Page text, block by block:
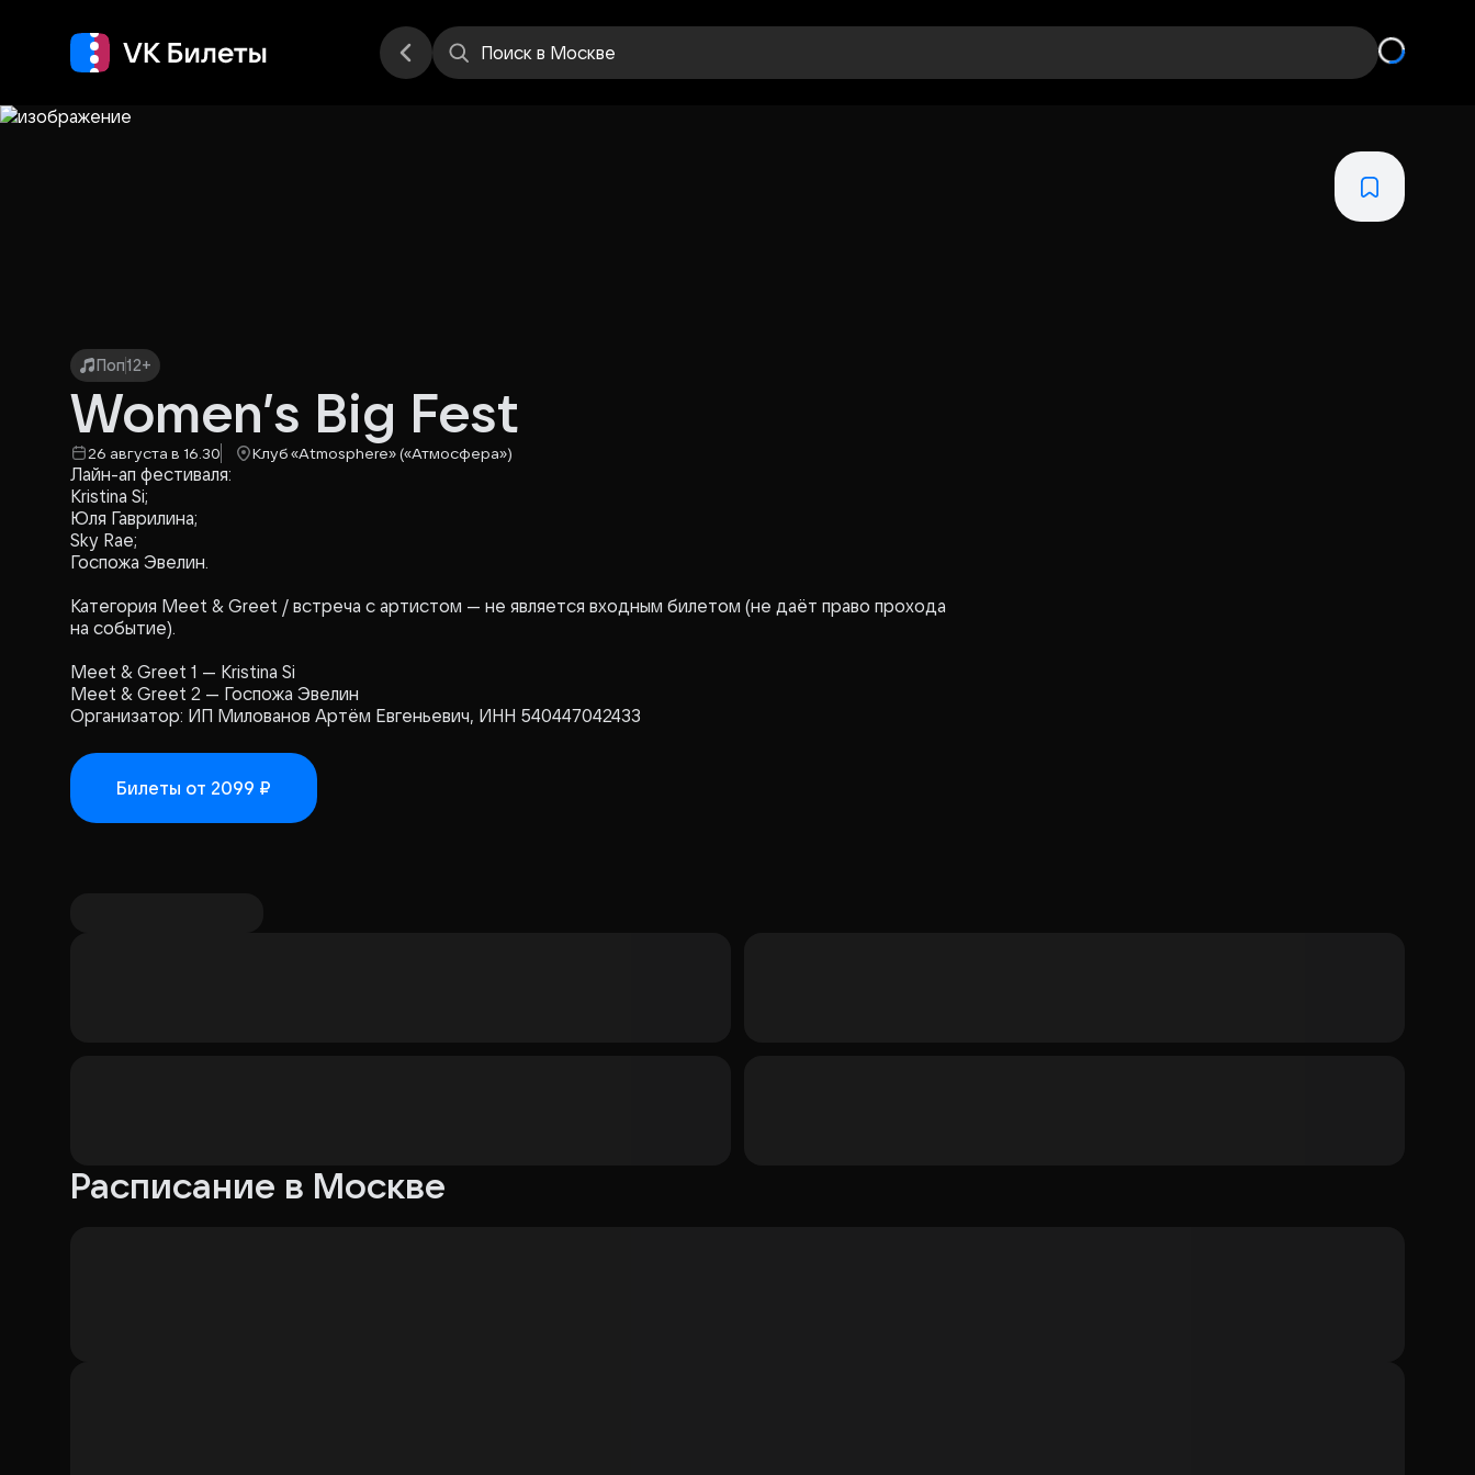
Поиск в Москве
Поп12+
Women’s Big Fest
26 августа в 16.30 Клуб «Atmosphere» («Атмосфера»)
Лайн-ап фестиваля:
Kristina Si;
Юля Гаврилина;
Sky Rae;
Госпожа Эвелин.
Категория Meet & Greet / встреча с артистом — не является входным билетом (не даёт право прохода
на событие).
Meet & Greet 1 — Kristina Si
Meet & Greet 2 — Госпожа Эвелин
Организатор: ИП Милованов Артём Евгеньевич, ИНН 540447042433
Билеты от 2099 ₽
Расписание в Москве